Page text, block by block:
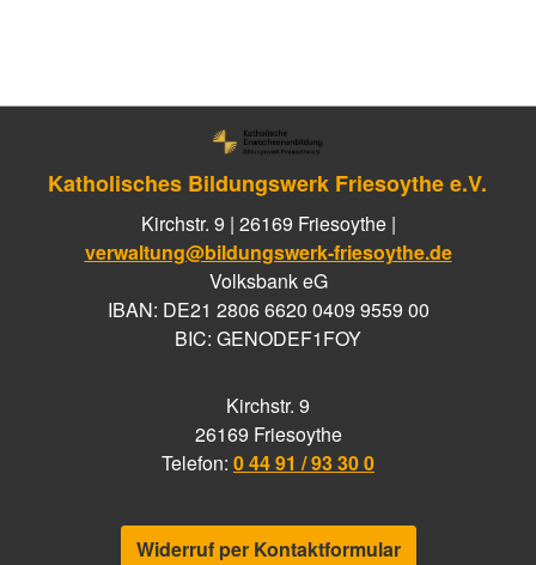
Katholisches Bildungswerk Friesoythe e.V.
Kirchstr. 9 | 26169 Friesoythe |
verwaltung@bildungswerk-friesoythe.de
Volksbank eG
IBAN: DE21 2806 6620 0409 9559 00
BIC: GENODEF1FOY
Kirchstr. 9
26169 Friesoythe
Telefon: 0 44 91 / 93 30 0
Widerruf per Kontaktformular